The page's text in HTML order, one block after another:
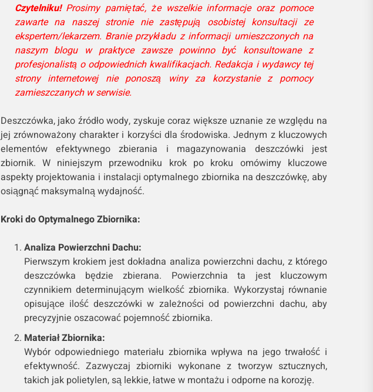
Czytelniku!Prosimy pamiętać, że wszelkie informacje oraz pomoce
zawarte na naszej stronie nie zastępują osobistej konsultacji ze
ekspertem/lekarzem. Branie przykładu z informacji umieszczonych na
naszym blogu w praktyce zawsze powinno być konsultowane z
profesjonalistą o odpowiednich kwalifikacjach. Redakcja i wydawcy tej
strony internetowej nie ponoszą winy za korzystanie z pomocy
zamieszczanych w serwisie.
Deszczówka, jako źródło wody, zyskuje coraz większe uznanie ze względu na
jej zrównoważony charakter i korzyści dla środowiska. Jednym z kluczowych
elementów efektywnego zbierania i magazynowania deszczówki jest
zbiornik. W niniejszym przewodniku krok po kroku omówimy kluczowe
aspekty projektowania i instalacji optymalnego zbiornika na deszczówkę, aby
osiągnąć maksymalną wydajność.
Kroki do Optymalnego Zbiornika:
Analiza Powierzchni Dachu:
Pierwszym krokiem jest dokładna analiza powierzchni dachu, z którego
deszczówka będzie zbierana. Powierzchnia ta jest kluczowym
czynnikiem determinującym wielkość zbiornika. Wykorzystaj równanie
opisujące ilość deszczówki w zależności od powierzchni dachu, aby
precyzyjnie oszacować pojemność zbiornika.
Materiał Zbiornika:
Wybór odpowiedniego materiału zbiornika wpływa na jego trwałość i
efektywność. Zazwyczaj zbiorniki wykonane z tworzyw sztucznych,
takich jak polietylen, są lekkie, łatwe w montażu i odporne na korozję.